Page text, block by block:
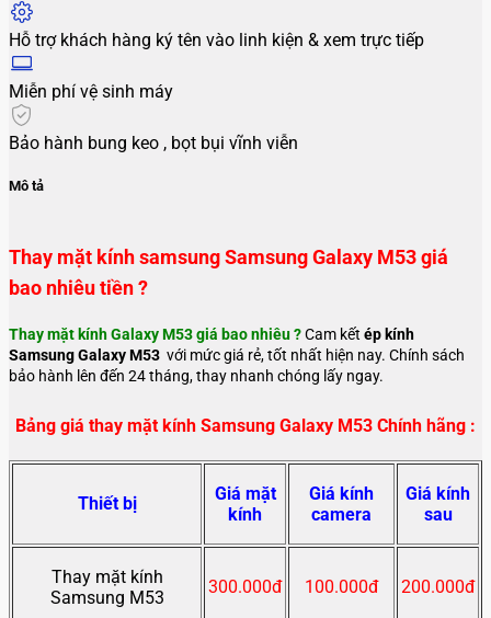
Hỗ trợ khách hàng ký tên vào linh kiện & xem trực tiếp
Miễn phí vệ sinh máy
Bảo hành bung keo , bọt bụi vĩnh viễn
Mô tả
Thay mặt kính samsung Samsung Galaxy M53 giá
bao nhiêu tiền ?
Thay mặt kính Galaxy M53 giá bao nhiêu ?Cam kết ép kính
Samsung Galaxy M53 với mức giá rẻ, tốt nhất hiện nay. Chính sách
bảo hành lên đến 24 tháng, thay nhanh chóng lấy ngay.
Bảng giá thay mặt kính Samsung Galaxy M53 Chính hãng :
Thiết bị
Giá mặt
kính
Giá kính
camera
Giá kính
sau
Thay mặt kính
Samsung M53
300.000đ 100.000đ 200.000đ